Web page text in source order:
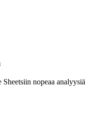
nopeaa analyysiä